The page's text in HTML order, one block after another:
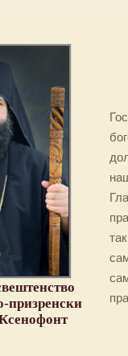
призренски